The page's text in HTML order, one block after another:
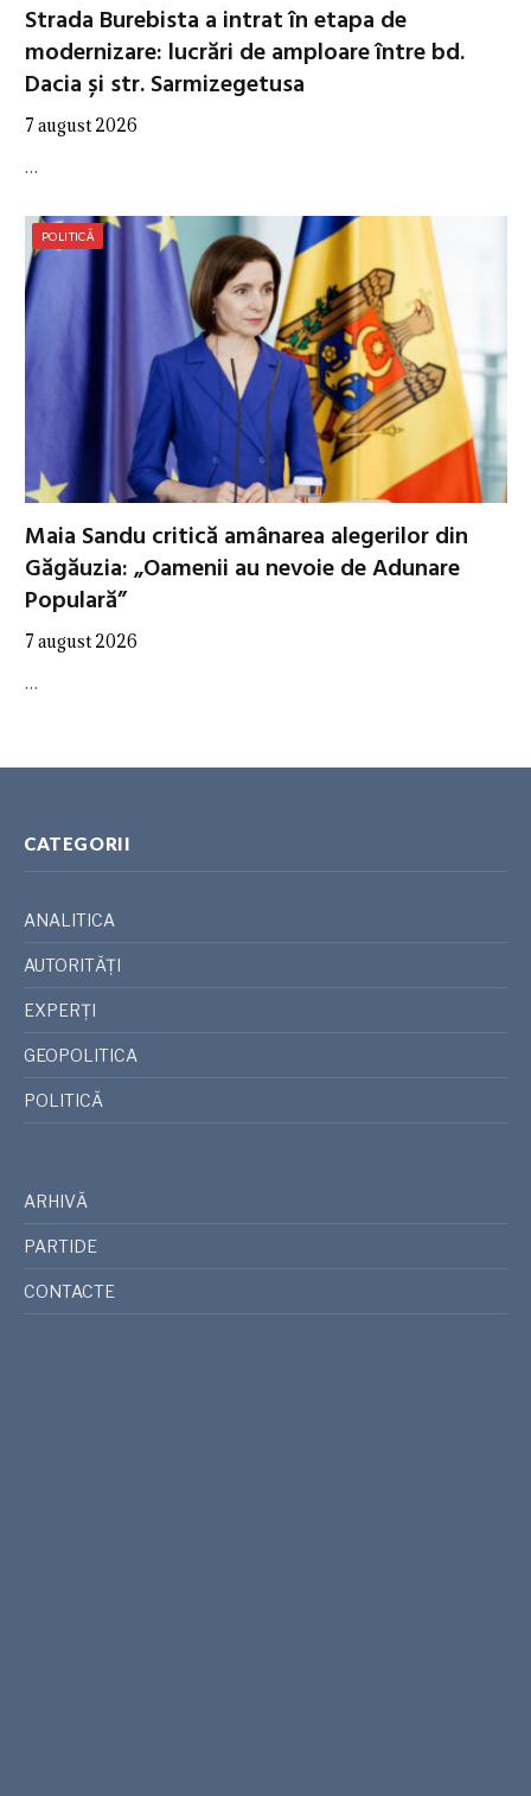
Strada Burebista a intrat în etapa de
modernizare: lucrări de amploare între bd.
Dacia și str. Sarmizegetusa
7 august 2026
…
POLITICĂ
Maia Sandu critică amânarea alegerilor din
Găgăuzia: „Oamenii au nevoie de Adunare
Populară”
7 august 2026
…
CATEGORII
ANALITICA
AUTORITĂȚI
EXPERȚI
GEOPOLITICA
POLITICĂ
ARHIVĂ
PARTIDE
CONTACTE